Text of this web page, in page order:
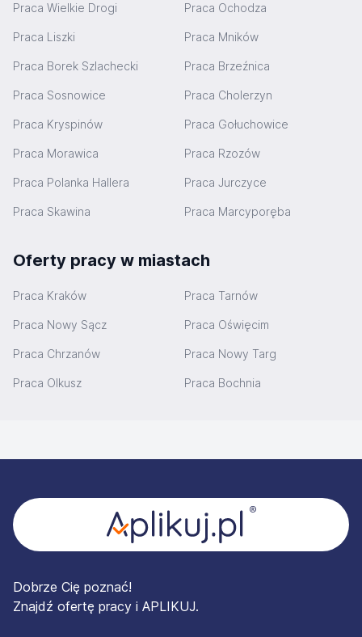
Praca Wielkie Drogi Praca Ochodza
Praca Liszki Praca Mników
Praca Borek Szlachecki Praca Brzeźnica
Praca Sosnowice Praca Cholerzyn
Praca Kryspinów Praca Gołuchowice
Praca Morawica Praca Rzozów
Praca Polanka Hallera Praca Jurczyce
Praca Skawina Praca Marcyporęba
Oferty pracy w miastach
Praca Kraków Praca Tarnów
Praca Nowy Sącz Praca Oświęcim
Praca Chrzanów Praca Nowy Targ
Praca Olkusz Praca Bochnia
Dobrze Cię poznać!
Znajdź ofertę pracy i APLIKUJ.